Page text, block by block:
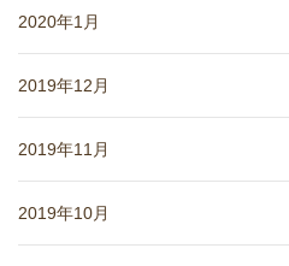
2020年1月
2019年12月
2019年11月
2019年10月